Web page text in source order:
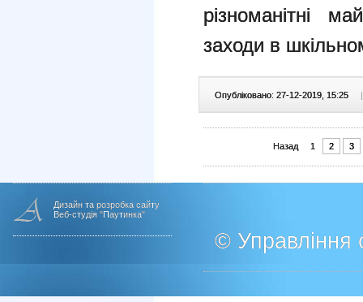
різноманітні
заходи в
Опубліковано: 27-12-2019, 15:25 |
Назад 1 2 3
Дизайн та розробка сайту
Веб-студія "Паутинка"
© Управління